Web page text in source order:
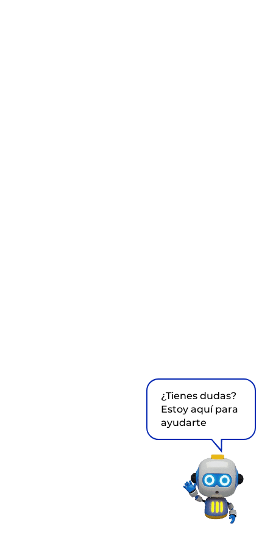
¿Tienes dudas?
Estoy aquí para
ayudarte